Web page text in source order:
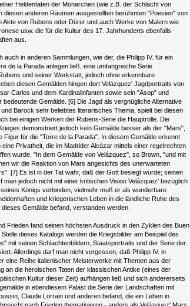
Heldentaten der Monarchen (wie z.B. der Schlacht von
diesen anderen Räumen ausgestellten berühmten "Poesien" von
Akte von Rubens oder Dürer und auch Werke von Malern wie
usw. die für die Kultur des 17. Jahrhunderts ebenfalls
aus.
auch in anderen Sammlungen, wie der, die Philipp IV. für ein
de la Parada anlegen ließ, eine umfangreiche Serie
und seiner Werkstatt, jedoch ohne erkennbare
diesen Gemälden hingen dort Velázquez' Jagdportraits von
Carlos und dem Kardinalinfanten sowie sein "Äsop" und
bedeutende Gemälde. [6] Die Jagd als vergnügliche Alternative
Barock sehr beliebtes literarisches Thema, spielt bei diesen
bei einigen Werken der Rubens-Serie die Hauptrolle. Die
demonstriert jedoch kein Gemälde besser als der "Mars",
Figur für die "Torre de la Parada". In diesem Gemälde erkennt
Privatheit, die im Madrider Alcázar mittels einer regelrechten
wurde. "In dem Gemälde von Velázquez", so Brown, "und mit
wir die Reaktion von Mars angesichts des unerwarteten
[7] Es ist in der Tat wahr, daß der Gott besiegt wurde; seinen
man jedoch nicht mit einer kritischen Vision Velázquez' bezüglich
Königs verbinden, vielmehr muß er als wunderbare
und kriegerischen Leben in die ländliche Ruhe des
Gemälde befand, verstanden werden.
Frieden fand seinen höchsten Ausdruck in den Zyklen des Buen
dieses Katalogs werden die Kriegsbilder am Beispiel des
mit seinen Schlachtenbildern, Staatsportraits und der Serie der
Allerdings darf man nicht vergessen, daß Philipp IV. in
eine Reihe italienischer Meisterwerke mit Themen aus der
an die heroischen Taten der klassischen Antike (eines der
Kultur dieser Zeit) aufhängen ließ und sich andererseits
in ebendiesem Palast die Serie der Landschaften mit
Claude Lorrain und anderen befand, die ein Leben in